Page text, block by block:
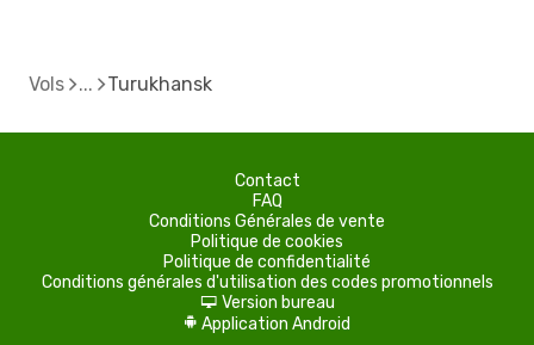
Vols Turukhansk
Contact
FAQ
Conditions Générales de vente
Politique de cookies
Politique de confidentialité
Conditions générales d'utilisation des codes promotionnels
d Version bureau
A Application Android